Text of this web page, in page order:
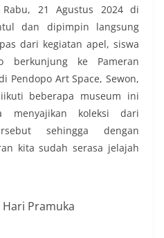
21 Agustus 2024 di
dan dipimpin langsung
dari kegiatan apel, siswa
berkunjung ke Pameran
Pendopo Art Space, Sewon,
beberapa museum ini
menyajikan koleksi dari
sehingga dengan
kita sudah serasa jelajah
Pramuka